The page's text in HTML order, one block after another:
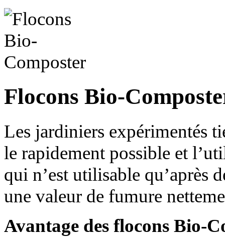
Flocons Bio-
Les jardiniers expérimentés
le rapidement possible et
qui n’est utilisable qu’après
une valeur de fumure
Avantage des flocons Bio-